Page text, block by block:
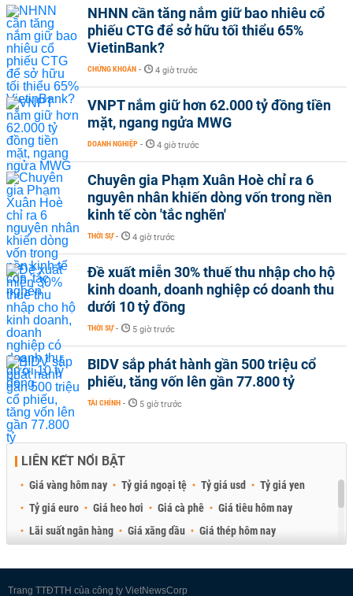
NHNN cần tăng nắm giữ bao nhiêu cổ
phiếu CTG để sở hữu tối thiểu 65%
VietinBank?
CHỨNG KHOÁN - 4 giờ trước
VNPT nắm giữ hơn 62.000 tỷ đồng tiền
mặt, ngang ngửa MWG
DOANH NGHIỆP - 4 giờ trước
Chuyên gia Phạm Xuân Hoè chỉ ra 6
nguyên nhân khiến dòng vốn trong nền
kinh tế còn 'tắc nghẽn'
THỜI SỰ - 4 giờ trước
Đề xuất miễn 30% thuế thu nhập cho hộ
kinh doanh, doanh nghiệp có doanh thu
dưới 10 tỷ đồng
THỜI SỰ - 5 giờ trước
BIDV sắp phát hành gần 500 triệu cổ
phiếu, tăng vốn lên gần 77.800 tỷ
TÀI CHÍNH - 5 giờ trước
LIÊN KẾT NỔI BẬT
Giá vàng hôm nay Tỷ giá ngoại tệ Tỷ giá usd
Tỷ giá yen
Tỷ giá euro
Giá heo hơi Giá cà phê
Giá tiêu hôm nay
Lãi suất ngân hàng
Giá xăng dầu
Giá thép hôm nay
Trang TTĐTTH của công ty VietNewsCorp